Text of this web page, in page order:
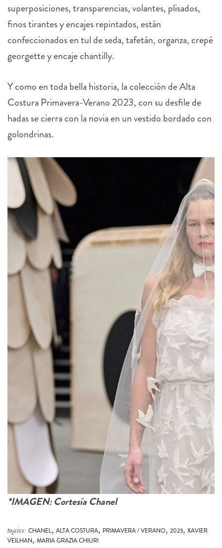
superposiciones, transparencias, volantes, plisados,
finos tirantes y encajes repintados, están
confeccionados en tul de seda, tafetán, organza, crepé
georgette y encaje chantilly.
Y como en toda bella historia, la colección de Alta
Costura Primavera-Verano 2023, con su desfile de
hadas se cierra con la novia en un vestido bordado con
golondrinas.
*IMAGEN: Cortesía Chanel
topics: CHANEL, ALTA COSTURA, PRIMAVERA / VERANO, 2023, XAVIER
VEILHAN, MARIA GRAZIA CHIURI